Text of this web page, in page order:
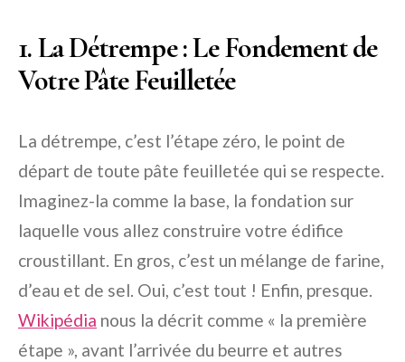
1. La Détrempe : Le Fondement de
Votre Pâte Feuilletée
La détrempe, c’est l’étape zéro, le point de
départ de toute pâte feuilletée qui se respecte.
Imaginez-la comme la base, la fondation sur
laquelle vous allez construire votre édifice
croustillant. En gros, c’est un mélange de farine,
d’eau et de sel. Oui, c’est tout ! Enfin, presque.
Wikipédia nous la décrit comme « la première
étape », avant l’arrivée du beurre et autres